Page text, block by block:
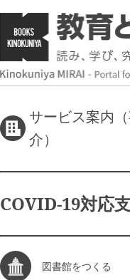
サービス案内
介）
COVID-19対応
図書館をつくる